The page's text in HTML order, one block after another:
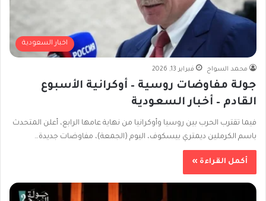
اخبار السعودية
محمد السواح فبراير 13, 2026
جولة مفاوضات روسية – أوكرانية الأسبوع
القادم – أخبار السعودية
فيما تقترب الحرب بين روسيا وأوكرانيا من نهاية عامها الرابع، أعلن المتحدث
باسم الكرملين ديمتري بيسكوف، اليوم (الجمعة)، مفاوضات جديدة…
أكمل القراءة »